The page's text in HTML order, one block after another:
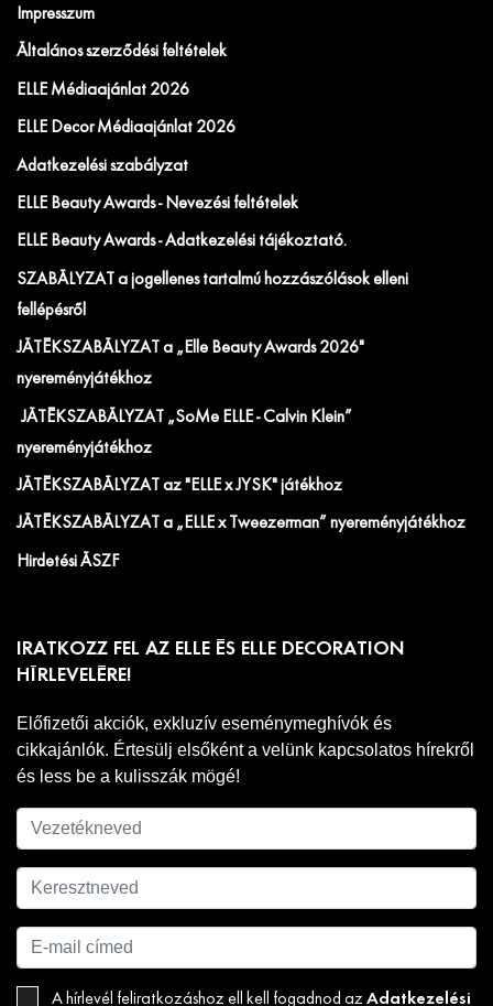
Impresszum
Általános szerződési feltételek
ELLE Médiaajánlat 2026
ELLE Decor Médiaajánlat 2026
Adatkezelési szabályzat
ELLE Beauty Awards - Nevezési feltételek
ELLE Beauty Awards - Adatkezelési tájékoztató.
SZABÁLYZAT a jogellenes tartalmú hozzászólások elleni
fellépésről
JÁTÉKSZABÁLYZAT a „Elle Beauty Awards 2026"
nyereményjátékhoz
JÁTÉKSZABÁLYZAT „SoMe ELLE - Calvin Klein”
nyereményjátékhoz
JÁTÉKSZABÁLYZAT az "ELLE x JYSK" játékhoz
JÁTÉKSZABÁLYZAT a „ELLE x Tweezerman” nyereményjátékhoz
Hirdetési ÁSZF
IRATKOZZ FEL AZ ELLE ÉS ELLE DECORATION
HÍRLEVELÉRE!
Előfizetői akciók, exkluzív eseménymeghívók és
cikkajánlók. Értesülj elsőként a velünk kapcsolatos hírekről
és less be a kulisszák mögé!
A hírlevél feliratkozáshoz ell kell fogadnod az Adatkezelési